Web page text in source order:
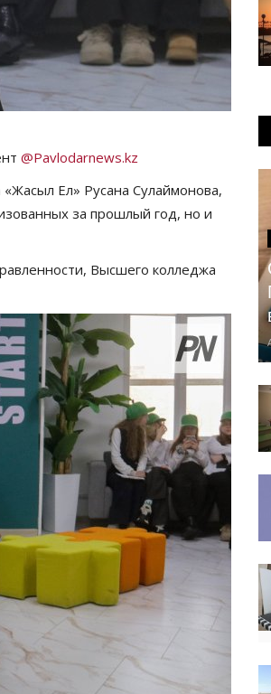
@Pavlodarnews.kz
Ел» Русана Сулаймонова,
за прошлый год, но и
Высшего колледжа